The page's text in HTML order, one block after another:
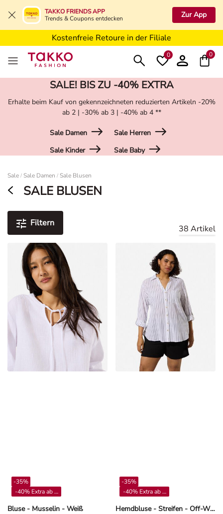
TAKKO FRIENDS APP
Trends & Coupons entdecken
Zur App
Kostenfreie Lieferung ab 19,99€ in Deine Filiale
Kostenfreie Retoure in der Filiale
5€ Gutschein nach Registrierung*
0 0
SALE! BIS ZU -40% EXTRA
Erhalte beim Kauf von gekennzeichneten reduzierten Artikeln -20%
ab 2 | -30% ab 3 | -40% ab 4 **
Sale Damen
Sale Herren
Sale Kinder
Sale Baby
Sale / Sale Damen / Sale Blusen
SALE BLUSEN
Filtern
38 Artikel
Bluse - Musselin - Weiß
-35%
-40% Extra ab 4**
Hemdbluse - Streifen - Off-White
-35%
-40% Extra ab 4**